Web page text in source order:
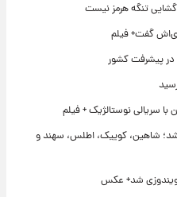
تنگه هرمز نیست
گفت+ فیلم
در پیشرفت کشور
سریالی نوستالژیک + فیلم
شد؛ شاهین، کوییک، اطلس، سهند و
ویندوزی شد+ عکس